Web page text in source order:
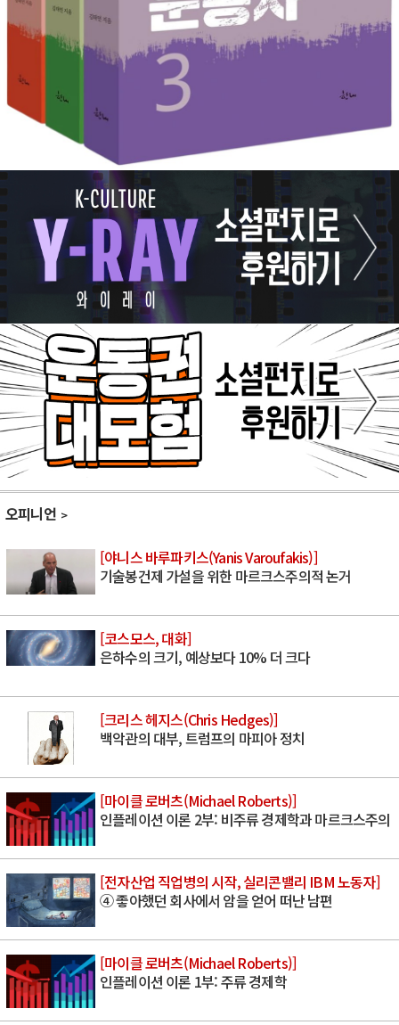
오피니언
[야니스 바루파키스(Yanis Varoufakis)]
기술봉건제 가설을 위한 마르크스주의적 논거
[코스모스, 대화]
은하수의 크기, 예상보다 10% 더 크다
[크리스 헤지스(Chris Hedges)]
백악관의 대부, 트럼프의 마피아 정치
[마이클 로버츠(Michael Roberts)]
인플레이션 이론 2부: 비주류 경제학과 마르크스주의
[전자산업 직업병의 시작, 실리콘밸리 IBM 노동자]
④ 좋아했던 회사에서 암을 얻어 떠난 남편
[마이클 로버츠(Michael Roberts)]
인플레이션 이론 1부: 주류 경제학